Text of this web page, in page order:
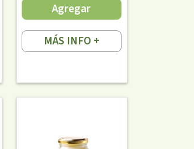
Agregar
MÁS INFO +